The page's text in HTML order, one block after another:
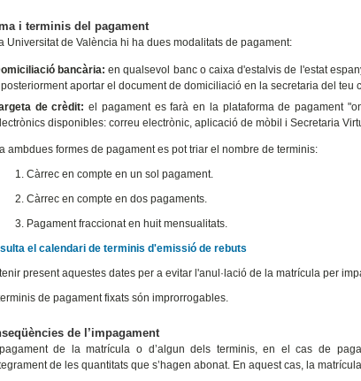
i terminis del pagament
Universitat de València hi ha dues modalitats de pagament:
bancària: en qualsevol banc o caixa d'estalvis de l'estat
aportar el document de domiciliació en la secretaria del teu
de crèdit: el pagament es farà en la plataforma de pagament
disponibles: correu electrònic, aplicació de mòbil i Secretaria
ambdues formes de pagament es pot triar el nombre de terminis:
1. Càrrec en compte en un sol pagament.
2. Càrrec en compte en dos pagaments.
3. Pagament fraccionat en huit mensualitats.
el calendari de terminis d'emissió de rebuts
present aquestes dates per a evitar l'anul·lació de la matrícula per
de pagament fixats són improrrogables.
de l’impagament
de la matrícula o d’algun dels terminis, en el cas de
de les quantitats que s’hagen abonat. En aquest cas, la